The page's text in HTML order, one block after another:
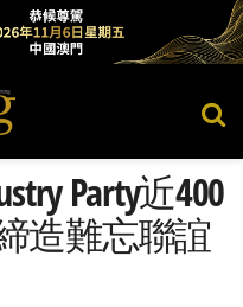
Party近400
造難忘聯誼